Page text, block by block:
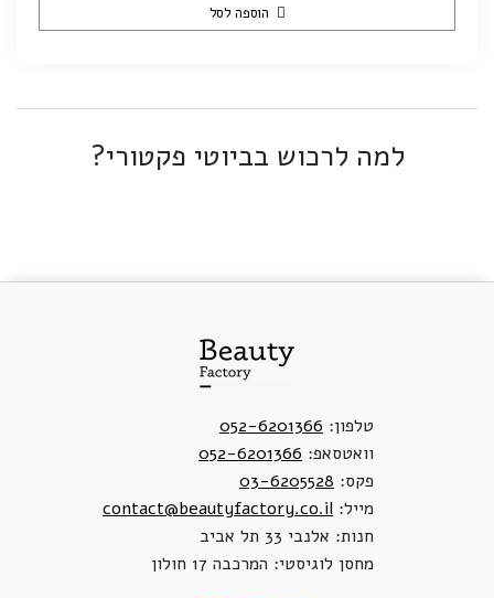
הוספה לסל
למה לרכוש בביוטי פקטורי?
טלפון: 052-6201366
וואטסאפ: 052-6201366
פקס: 03-6205528
מייל: contact@beautyfactory.co.il
חנות: אלנבי 33 תל אביב
מחסן לוגיסטי: המרכבה 17 חולון